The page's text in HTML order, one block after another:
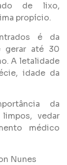
de lixo,
propício.
é da
gerar até 30
A letalidade
idade da
da
vedar
médico
Nunes